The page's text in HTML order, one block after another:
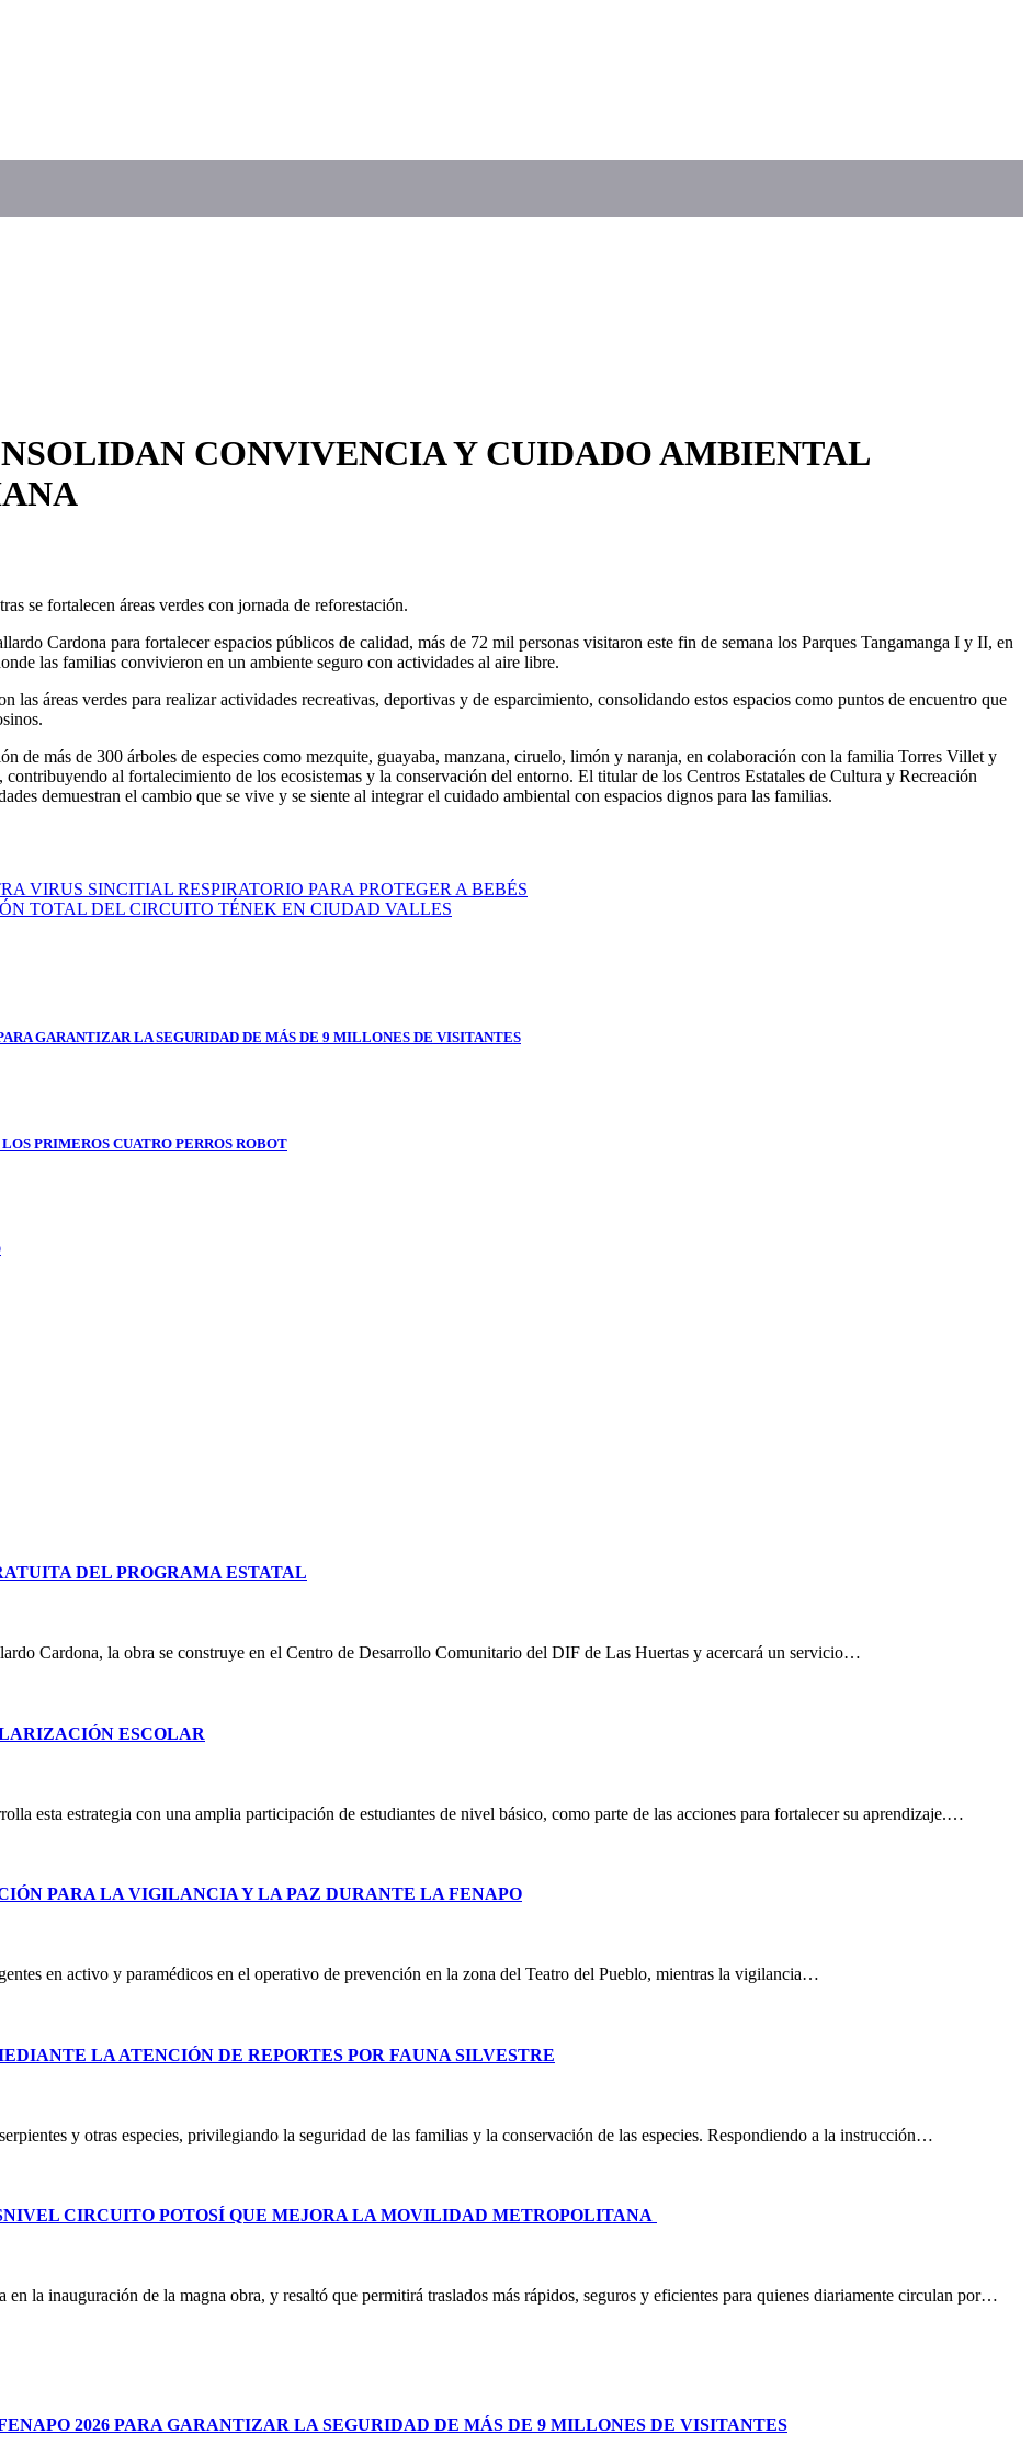
CONVIVENCIA Y CUIDADO AMBIENTAL
se fortalecen áreas verdes con jornada de reforestación.
Cardona para fortalecer espacios públicos de calidad, más de 72 mil personas visitaron este fin de semana los Parques Tangamanga I y II, en
las familias convivieron en un ambiente seguro con actividades al aire libre.
las áreas verdes para realizar actividades recreativas, deportivas y de esparcimiento, consolidando estos espacios como puntos de encuentro que
de más de 300 árboles de especies como mezquite, guayaba, manzana, ciruelo, limón y naranja, en colaboración con la familia Torres Villet y
al fortalecimiento de los ecosistemas y la conservación del entorno. El titular de los Centros Estatales de Cultura y Recreación
demuestran el cambio que se vive y se siente al integrar el cuidado ambiental con espacios dignos para las familias.
VIRUS SINCITIAL RESPIRATORIO PARA PROTEGER A BEBÉS
TOTAL DEL CIRCUITO TÉNEK EN CIUDAD VALLES
GARANTIZAR LA SEGURIDAD DE MÁS DE 9 MILLONES DE VISITANTES
PRIMEROS CUATRO PERROS ROBOT
DEL PROGRAMA ESTATAL
Cardona, la obra se construye en el Centro de Desarrollo Comunitario del DIF de Las Huertas y acercará un servicio…
ESCOLAR
esta estrategia con una amplia participación de estudiantes de nivel básico, como parte de las acciones para fortalecer su aprendizaje.…
PARA LA VIGILANCIA Y LA PAZ DURANTE LA FENAPO
en activo y paramédicos en el operativo de prevención en la zona del Teatro del Pueblo, mientras la vigilancia…
LA ATENCIÓN DE REPORTES POR FAUNA SILVESTRE
y otras especies, privilegiando la seguridad de las familias y la conservación de las especies. Respondiendo a la instrucción…
CIRCUITO POTOSÍ QUE MEJORA LA MOVILIDAD METROPOLITANA
la inauguración de la magna obra, y resaltó que permitirá traslados más rápidos, seguros y eficientes para quienes diariamente circulan por…
2026 PARA GARANTIZAR LA SEGURIDAD DE MÁS DE 9 MILLONES DE VISITANTES